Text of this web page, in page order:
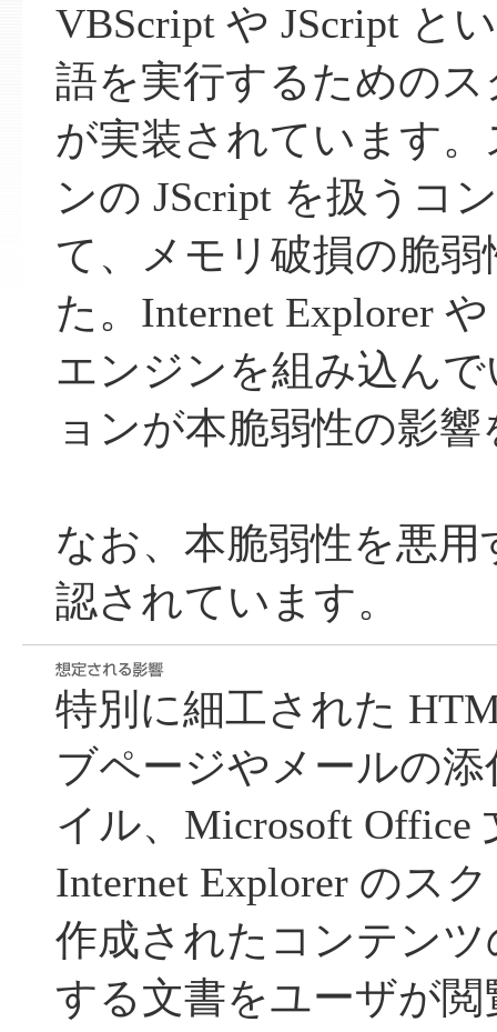
VBScript や JScript と
語を実行するための
が実装されています
ンの JScript を扱うコ
て、メモリ破損の脆
た。Internet Explorer
エンジンを組み込ん
ョンが本脆弱性の影
なお、本脆弱性を悪
認されています。
特別に細工された
ブページやメールの添
イル、Microsoft Office
Internet Explorer のス
作成されたコンテン
する文書をユーザが